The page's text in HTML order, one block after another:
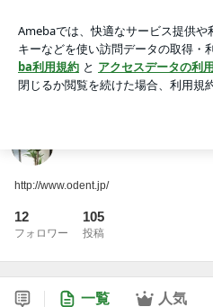
アプリをダウンロードして ブログ
ょう。
http://www.odent.jp/
12
フォロワー
105
投稿
一覧 人気